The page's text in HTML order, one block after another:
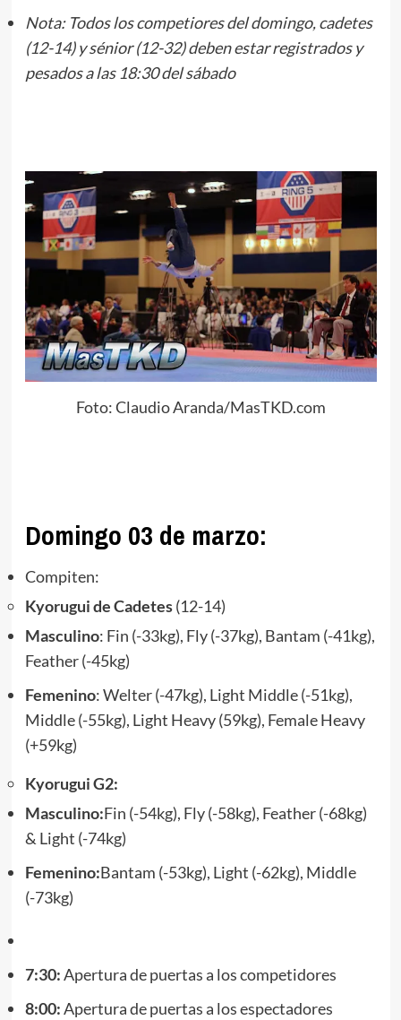
Nota: Todos los competiores del domingo, cadetes
(12-14) y sénior (12-32) deben estar registrados y
pesados a las 18:30 del sábado
Foto: Claudio Aranda/MasTKD.com
Domingo 03 de marzo:
Compiten:
Kyorugui de Cadetes(12-14)
Masculino: Fin (-33kg), Fly (-37kg), Bantam (-41kg),
Feather (-45kg)
Femenino: Welter (-47kg), Light Middle (-51kg),
Middle (-55kg), Light Heavy (59kg), Female Heavy
(+59kg)
Kyorugui G2:
Masculino:Fin (-54kg), Fly (-58kg), Feather (-68kg)
& Light (-74kg)
Femenino:Bantam (-53kg), Light (-62kg), Middle
(-73kg)
7:30:Apertura de puertas a los competidores
8:00:Apertura de puertas a los espectadores